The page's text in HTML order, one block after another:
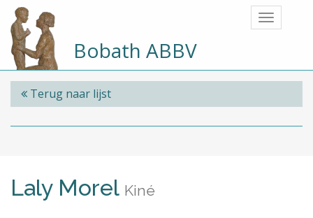
Bobath ABBV
Terug naar lijst
Laly Morel Kiné